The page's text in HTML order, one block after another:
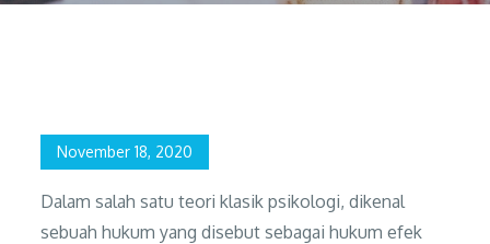
Posted
November 18, 2020
Dalam salah satu teori klasik psikologi, dikenal
sebuah hukum yang disebut sebagai hukum efek